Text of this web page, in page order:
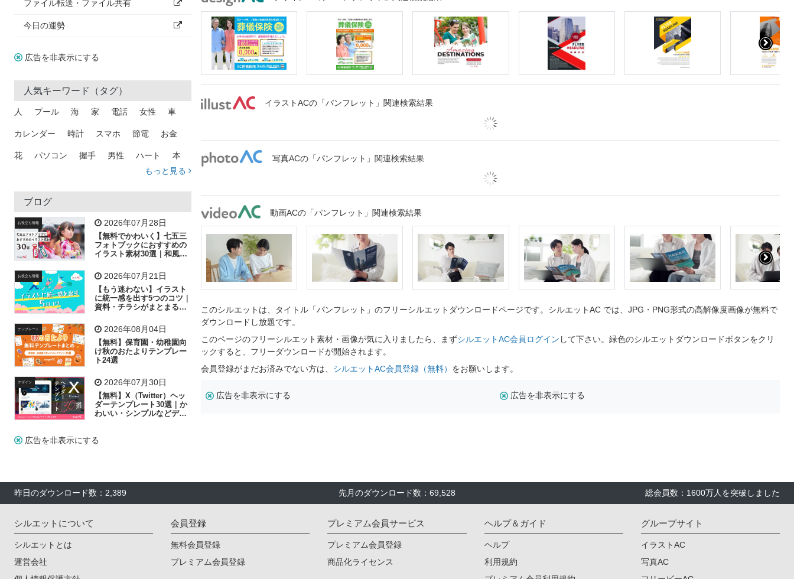
ファイル転送・ファイル共有
今日の運勢
広告を非表示にする
人気キーワード（タグ）
人 プール 海 家 電話 女性 車
カレンダー 時計 スマホ 節電 お金
花 パソコン 握手 男性 ハート 本
トラック 木
吹き出し
飛行機 グラフ ビル 魚 家族 書類
歩く 工場 会社 太陽 キラキラ
子供 作業員 相談 ピクトグラム
もっと見る
ブログ
お役立ち情報 2026年07月28日
【無料でかわいく】七五三
フォトブックにおすすめの
イラスト素材30選｜和風の
お役立ち情報 2026年07月21日
【もう迷わない】イラスト
に統一感を出す5つのコツ｜
資料・チラシがまとまるフ
テンプレート 2026年08月04日
【無料】保育園・幼稚園向
け秋のおたよりテンプレー
ト24選
デザイン 2026年07月30日
【無料】X（Twitter）ヘッ
ダーテンプレート30選｜か
わいい・シンプルなどデザ
広告を非表示にする
イラストACの「パンフレット」関連検索結果
写真ACの「パンフレット」関連検索結果
動画ACの「パンフレット」関連検索結果
このシルエットは、タイトル「パンフレット」のフリーシルエットダウンロードページです。シルエットAC では、JPG・PNG形式の高解像度画像が無料で
ダウンロードし放題です。
このページのフリーシルエット素材・画像が気に入りましたら、まずシルエットAC会員ログイン して下さい。緑色のシルエットダウンロードボタンをクリ
ックすると、フリーダウンロードが開始されます。
会員登録がまだお済みでない方は、 シルエットAC会員登録（無料） をお願いします。
広告を非表示にする 広告を非表示にする
昨日のダウンロード数：2,389 先月のダウンロード数：69,528 総会員数：1600万人を突破しました
シルエットについて
シルエットとは
運営会社
会員登録
無料会員登録
プレミアム会員登録
プレミアム会員サービス
プレミアム会員登録
商品化ライセンス
ヘルプ＆ガイド
ヘルプ
利用規約
グループサイト
イラストAC
写真AC